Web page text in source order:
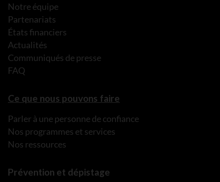
Notre équipe
Partenariats
États financiers
Actualités
Communiqués de presse
FAQ
Ce que nous pouvons faire
Parler à une personne de confiance
Nos programmes et services
Nos ressources
Prévention et dépistage